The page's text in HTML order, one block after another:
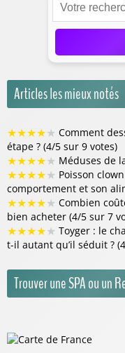
Articles les mieux notés
★★★★★ Comment
étape ? (4/5 sur 9 votes)
★★★★★ Méduses de
★★★★★ Poisson
comportement et son
★★★★★ Combien
bien acheter (4/5 sur 7
★★★★★ Toyger : le
t-il autant qu’il séduit ?
Trouver une SPA ou un